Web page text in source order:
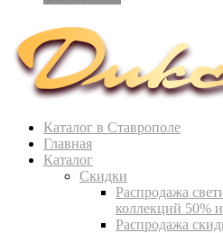
Каталог в Ставрополе
Главная
Каталог
Скидки
Распродажа
коллекций 50%
Распродажа